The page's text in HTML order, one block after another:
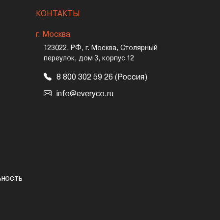
КОНТАКТЫ
г. Москва
123022, РФ, г. Москва, Столярный
переулок, дом 3, корпус 12
8 800 302 59 26 (Россия)
info@everyco.ru